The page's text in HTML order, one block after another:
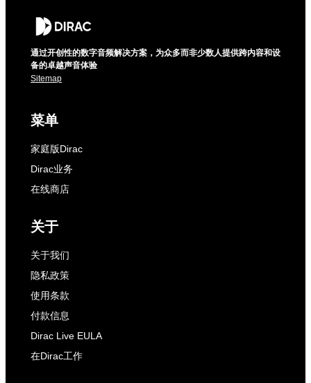
通过开创性的数字音频解决方案，为众多而非少数人提供跨内容和设
备的卓越声音体验
Sitemap
菜单
家庭版Dirac
Dirac业务
在线商店
关于
关于我们
隐私政策
使用条款
付款信息
Dirac Live EULA
在Dirac工作